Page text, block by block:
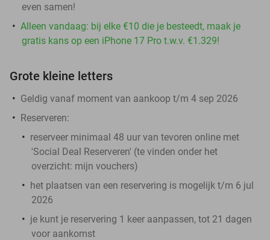
even samen!
Alleen vandaag: bij elke €10 die je besteedt, maak je
gratis kans op een iPhone 17 Pro t.w.v. €1.329!
Grote kleine letters
Geldig vanaf moment van aankoop t/m 4 sep 2026
Reserveren:
reserveer minimaal 48 uur van tevoren online met
'Social Deal Reserveren' (te vinden onder het
overzicht: mijn vouchers)
het plaatsen van een reservering is mogelijk t/m 6 jul
2026
je kunt je reservering 1 keer aanpassen, tot 21 dagen
voor aankomst